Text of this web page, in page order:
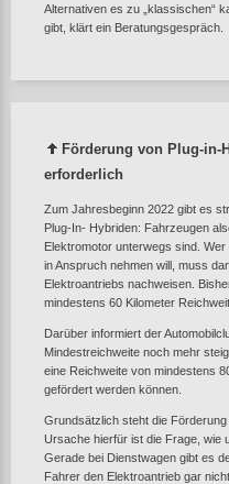
Alternativen es zu „klassischen“
gibt, klärt ein Beratungsgespräch.
Förderung von Plug-in-
erforderlich
Zum Jahresbeginn 2022 gibt es
Plug-In- Hybriden: Fahrzeugen
Elektromotor unterwegs sind.
in Anspruch nehmen will, muss
Elektroantriebs nachweisen.
mindestens 60 Kilometer
Darüber informiert der
Mindestreichweite noch mehr
eine Reichweite von mindestens
gefördert werden können.
Grundsätzlich steht die
Ursache hierfür ist die Frage, wie
Gerade bei Dienstwagen gibt es
Fahrer den Elektroantrieb gar